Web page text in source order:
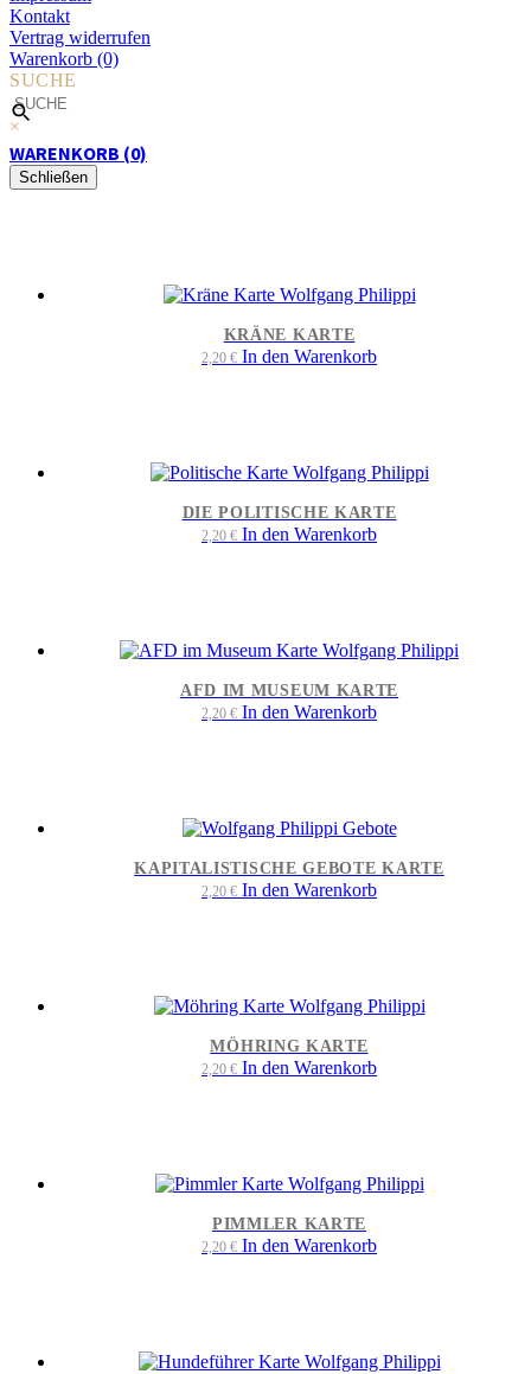
Kontakt
Vertrag widerrufen
Warenkorb (0)
SUCHE
×
WARENKORB (0)
Schließen
KRÄNE KARTE
2,20 € In den Warenkorb
DIE POLITISCHE KARTE
2,20 € In den Warenkorb
AFD IM MUSEUM KARTE
2,20 € In den Warenkorb
KAPITALISTISCHE GEBOTE KARTE
2,20 € In den Warenkorb
MÖHRING KARTE
2,20 € In den Warenkorb
PIMMLER KARTE
2,20 € In den Warenkorb